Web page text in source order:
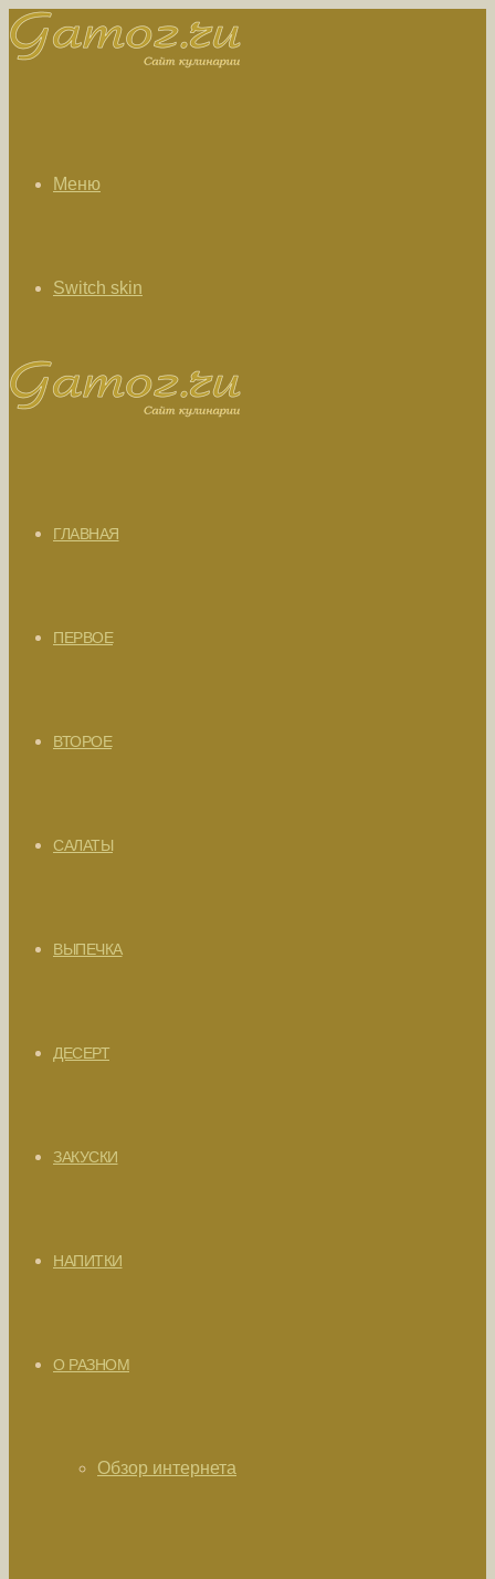
Меню
Switch skin
ГЛАВНАЯ
ПЕРВОЕ
ВТОРОЕ
САЛАТЫ
ВЫПЕЧКА
ДЕСЕРТ
ЗАКУСКИ
НАПИТКИ
О РАЗНОМ
Обзор интернета